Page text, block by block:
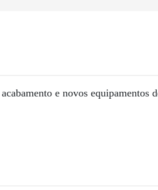
e novos equipamentos